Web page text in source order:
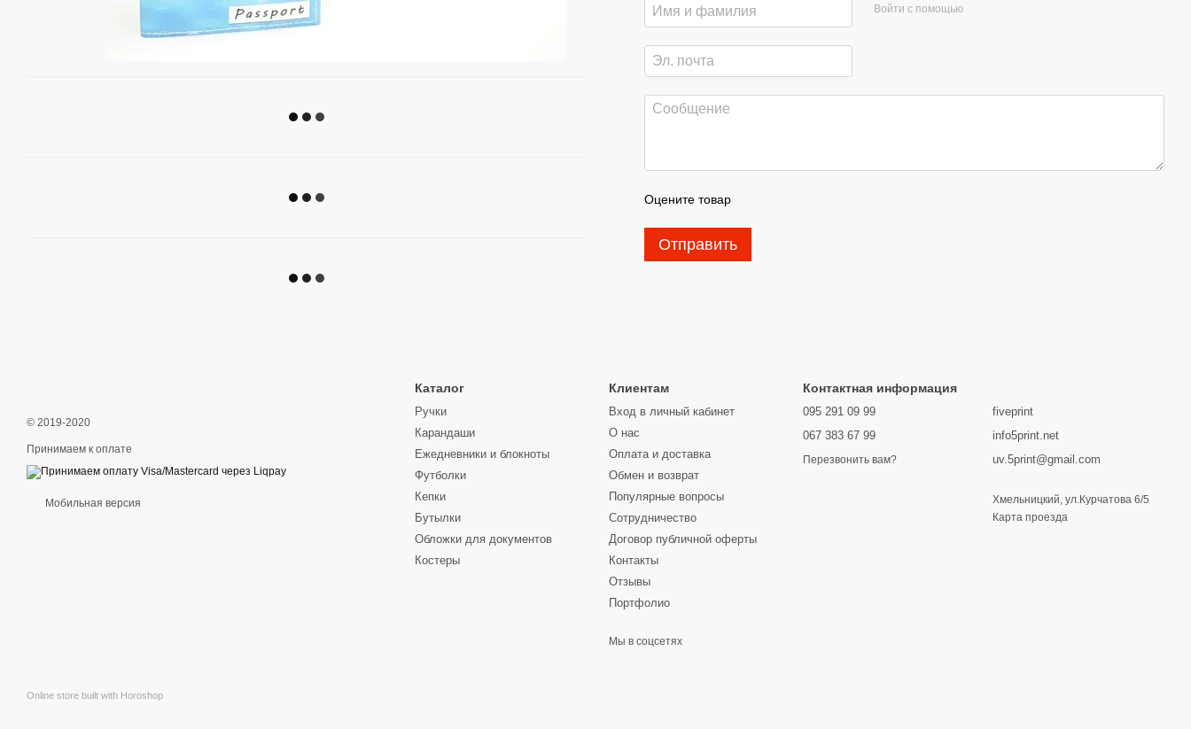
Войти с помощью
Оцените товар
Отправить
© 2019-2020
Принимаем к оплате
Мобильная версия
Online store built with Horoshop
Каталог
Ручки
Карандаши
Ежедневники и блокноты
Футболки
Кепки
Бутылки
Обложки для документов
Костеры
Клиентам
Вход в личный кабинет
О нас
Оплата и доставка
Обмен и возврат
Популярные вопросы
Сотрудничество
Договор публичной оферты
Контакты
Отзывы
Портфолио
Мы в соцсетях
Контактная информация
095 291 09 99
067 383 67 99
Перезвонить вам?
fiveprint
info5print.net
uv.5print@gmail.com
Хмельницкий, ул.Курчатова 6/5
Карта проезда